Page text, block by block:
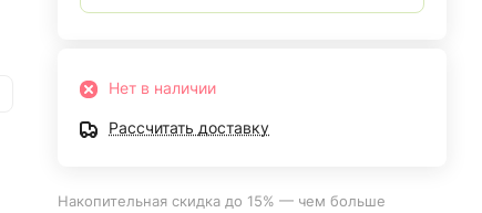
Нет в наличии
Рассчитать доставку
Накопительная скидка до 15% — чем больше